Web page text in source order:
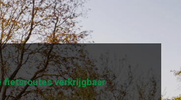
fietsroutes verkrijgbaar